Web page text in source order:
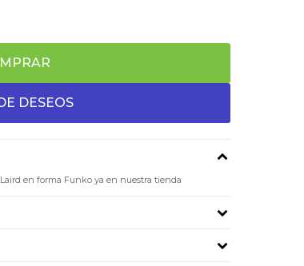
en forma Funko ya en nuestra tienda